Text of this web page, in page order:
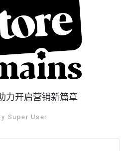
力开启营销新篇章
Super User